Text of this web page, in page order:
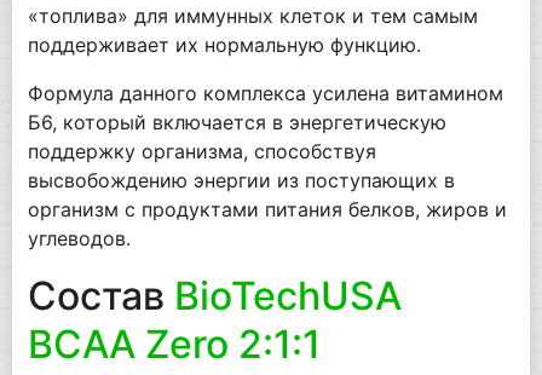
«топлива» для иммунных клеток и тем самым
поддерживает их нормальную функцию.
Формула данного комплекса усилена витамином
Б6, который включается в энергетическую
поддержку организма, способствуя
высвобождению энергии из поступающих в
организм с продуктами питания белков, жиров и
углеводов.
Состав BioTechUSA
BCAA Zero 2:1:1